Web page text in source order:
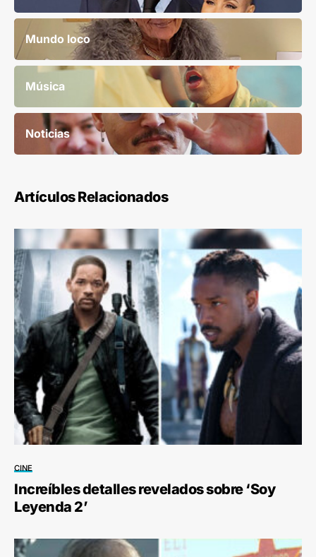
Mundo loco
Música
Noticias
Artículos Relacionados
CINE
Increíbles detalles revelados sobre ‘Soy
Leyenda 2’